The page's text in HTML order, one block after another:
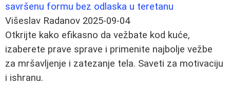
savršenu formu bez odlaska u teretanu
Višeslav Radanov 2025-09-04
Otkrijte kako efikasno da vežbate kod kuće,
izaberete prave sprave i primenite najbolje vežbe
za mršavljenje i zatezanje tela. Saveti za motivaciju
i ishranu.